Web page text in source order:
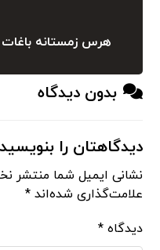
هرس زمستانه
بدون دیدگاه
دیدگاهتان را بنویسید
نشانی ایمیل شما منتشر
علامت‌گذاری شده‌اند*
دیدگاه*